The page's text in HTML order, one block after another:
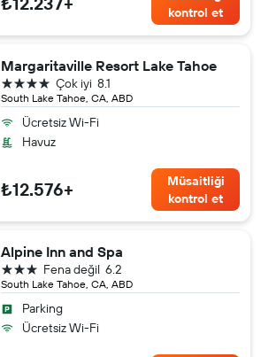
kontrol et
Margaritaville Resort Lake Tahoe
South Lake Tahoe, CA, ABD
8.1
Çok iyi
4 yıldız
Ücretsiz Wi-Fi
Havuz
₺12.576+
Müsaitliği
kontrol et
Alpine Inn and Spa
South Lake Tahoe, CA, ABD
6.2
Fena değil
3 yıldız
Parking
Ücretsiz Wi-Fi